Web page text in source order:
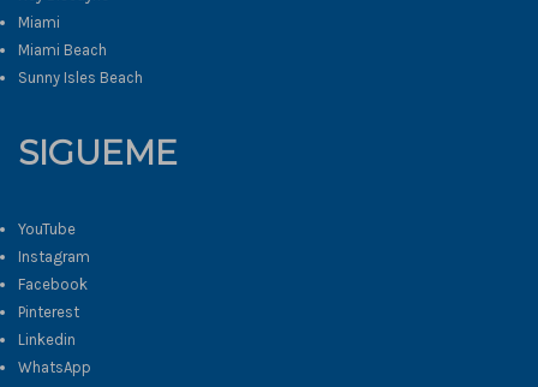
Miami
Miami Beach
Sunny Isles Beach
SIGUEME
YouTube
Instagram
Facebook
Pinterest
Linkedin
WhatsApp